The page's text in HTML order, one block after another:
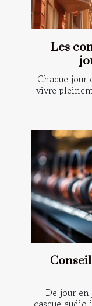
Les
Chaque jour
vivre
De jour